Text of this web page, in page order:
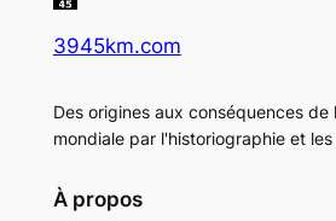
3945km.com
Des origines aux conséquences de
mondiale par l'historiographie et
À propos